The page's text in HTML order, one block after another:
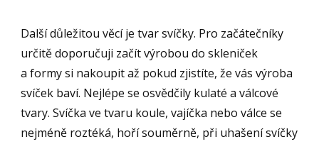
Další důležitou věcí je tvar svíčky. Pro začátečníky
určitě doporučuji začít výrobou do skleniček
a formy si nakoupit až pokud zjistíte, že vás výroba
svíček baví. Nejlépe se osvědčily kulaté a válcové
tvary. Svíčka ve tvaru koule, vajíčka nebo válce se
nejméně roztéká, hoří souměrně, při uhašení svíčky